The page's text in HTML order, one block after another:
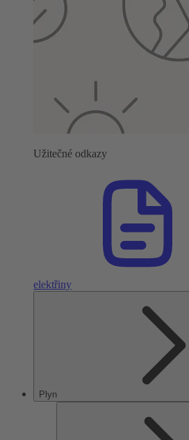
Užitečné odkazy
elektřiny
Plyn